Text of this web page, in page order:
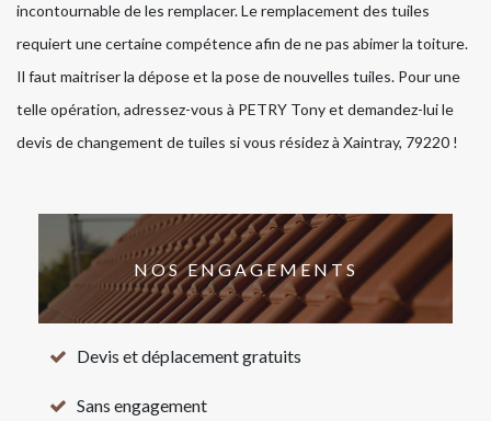
incontournable de les remplacer. Le remplacement des tuiles
requiert une certaine compétence afin de ne pas abimer la toiture.
Il faut maitriser la dépose et la pose de nouvelles tuiles. Pour une
telle opération, adressez-vous à PETRY Tony et demandez-lui le
devis de changement de tuiles si vous résidez à Xaintray, 79220 !
NOS ENGAGEMENTS
Devis et déplacement gratuits
Sans engagement